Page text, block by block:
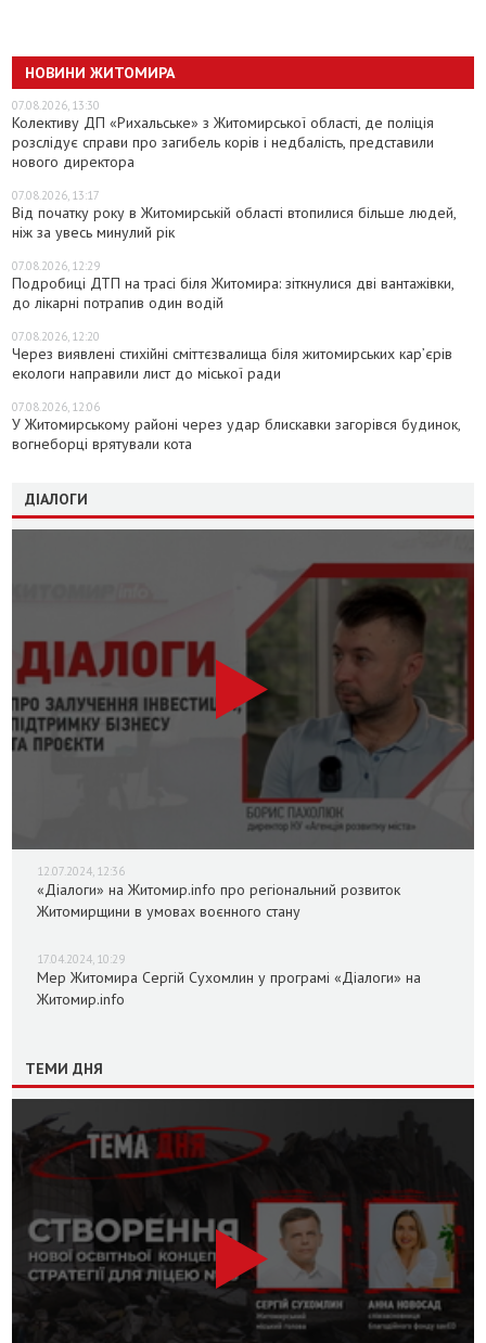
НОВИНИ ЖИТОМИРА
07.08.2026, 13:30
Колективу ДП «Рихальське» з Житомирської області, де поліція
розслідує справи про загибель корів і недбалість, представили
нового директора
07.08.2026, 13:17
Від початку року в Житомирській області втопилися більше людей,
ніж за увесь минулий рік
07.08.2026, 12:29
Подробиці ДТП на трасі біля Житомира: зіткнулися дві вантажівки,
до лікарні потрапив один водій
07.08.2026, 12:20
Через виявлені стихійні сміттєзвалища біля житомирських кар’єрів
екологи направили лист до міської ради
07.08.2026, 12:06
У Житомирському районі через удар блискавки загорівся будинок,
вогнеборці врятували кота
ДІАЛОГИ
12.07.2024, 12:36
«Діалоги» на Житомир.info про регіональний розвиток
Житомирщини в умовах воєнного стану
17.04.2024, 10:29
Мер Житомира Сергій Сухомлин у програмі «Діалоги» на
Житомир.info
ТЕМИ ДНЯ